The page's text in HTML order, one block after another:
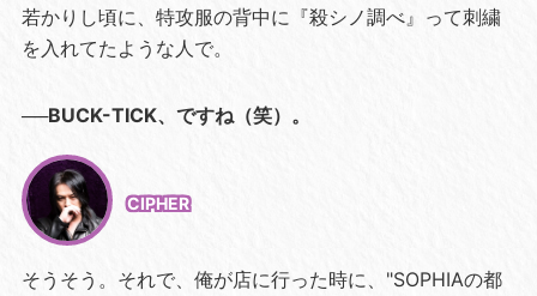
若かりし頃に、特攻服の背中に『殺シノ調べ』って刺繍
を入れてたような人で。
──BUCK-TICK、ですね（笑）。
CIPHER
そうそう。それで、俺が店に行った時に、"SOPHIAの都